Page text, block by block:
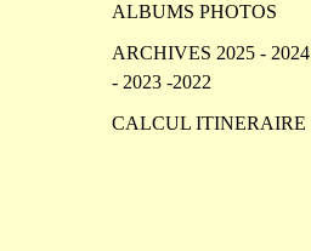
ALBUMS PHOTOS
ARCHIVES 2025 - 2024
- 2023 -2022
CALCUL ITINERAIRE